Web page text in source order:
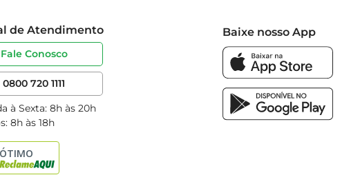
de Atendimento
Fale Conosco
0800 720 1111
à Sexta: 8h às 20h
8h às 18h
Baixe nosso App